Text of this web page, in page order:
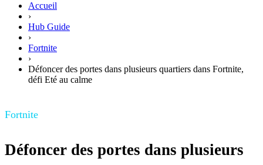
Accueil
›
Hub Guide
›
Fortnite
›
Défoncer des portes dans plusieurs quartiers dans Fortnite,
défi Eté au calme
Fortnite
Défoncer des portes dans plusieurs